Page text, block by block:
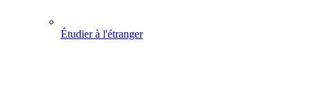
Étudier à l'étranger